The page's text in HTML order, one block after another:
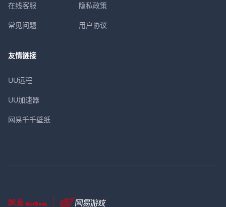
在线客服
常见问题
隐私政策
用户协议
友情链接
UU远程
UU加速器
网易千千壁纸